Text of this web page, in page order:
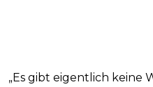
„Es gibt eigentlich keine